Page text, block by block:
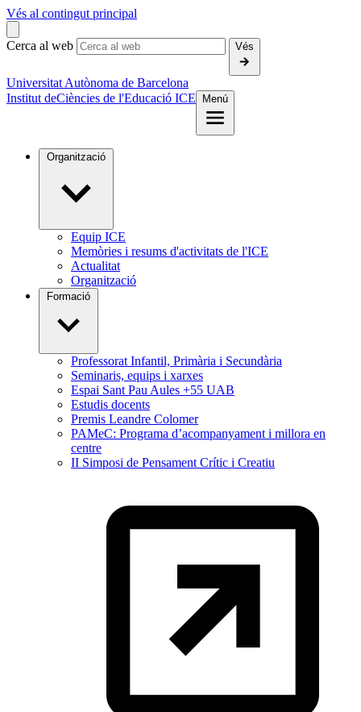
Vés al contingut principal
Cerca al web Vés
Universitat Autònoma de Barcelona
Institut deCiències de l'Educació ICE Menú
Organització
Equip ICE
Memòries i resums d'activitats de l'ICE
Actualitat
Organització
Formació
Professorat Infantil, Primària i Secundària
Seminaris, equips i xarxes
Espai Sant Pau Aules +55 UAB
Estudis docents
Premis Leandre Colomer
PAMeC: Programa d’acompanyament i millora en
centre
II Simposi de Pensament Crític i Creatiu